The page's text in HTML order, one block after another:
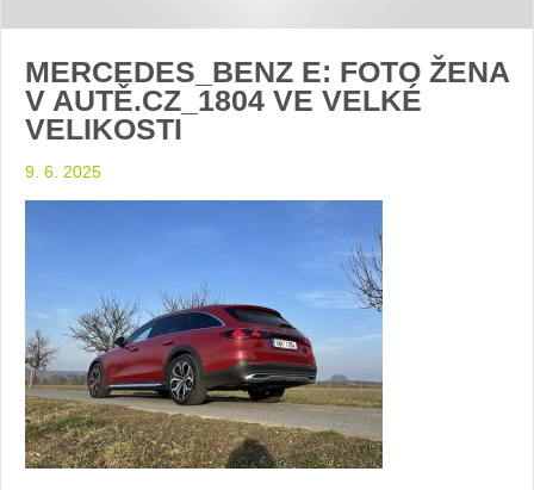
MERCEDES_BENZ E: FOTO ŽENA
V AUTĚ.CZ_1804 VE VELKÉ
VELIKOSTI
9. 6. 2025